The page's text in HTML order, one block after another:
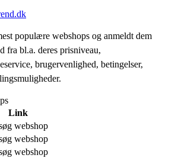
populære webshops og anmeldt dem
fra bl.a. deres prisniveau,
brugervenlighed, betingelser,
Link
webshop
webshop
webshop